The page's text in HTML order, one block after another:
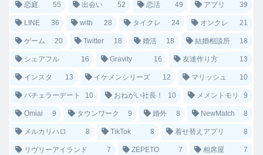
恋庭 55 出会い 52 恋活 49 アプリ 39
LINE 36 with 28 タイクレ 24 オンクレ 21
ゲーム 20 Twitter 18 婚活 18 結婚相談所 18
シェアフル 16 Gravity 16 友達作り方 13
インスタ 13 イケメンシリーズ 12 マリッシュ 10
バチェラーデート 10 おねがい社長！ 10 メメントモリ 9
Omiai 9 タウンワーク 9 婚外 8 NewMatch 8
メルカリハロ 8 TikTok 8 着せ替えアプリ 8
リヴリーアイランド 7 ZEPETO 7 相席屋 7